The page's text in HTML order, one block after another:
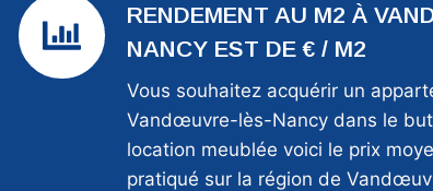
RENDEMENT AU M2 À
NANCY EST DE € / M2
Vous souhaitez acquérir un
Vandœuvre-lès-Nancy dans le
location meublée voici le prix
pratiqué sur la région de